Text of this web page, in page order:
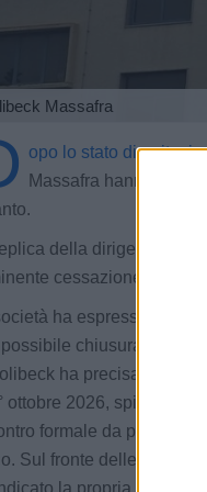
Massafra
opo lo stato di
Massafra hanno
della dirigenza,
cessazione
ha espresso vivo
chiusura come
ha precisato di
ottobre 2026,
formale da parte
Sul fronte delle
la propria